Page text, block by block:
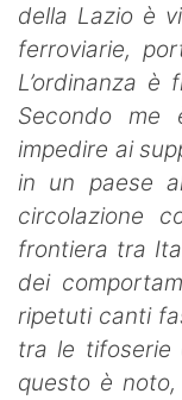
della Lazio è
ferroviarie,
L’ordinanza è
Secondo me
impedire ai
in un paese
circolazione
frontiera tra
dei
ripetuti canti
tra le tifoserie
questo è